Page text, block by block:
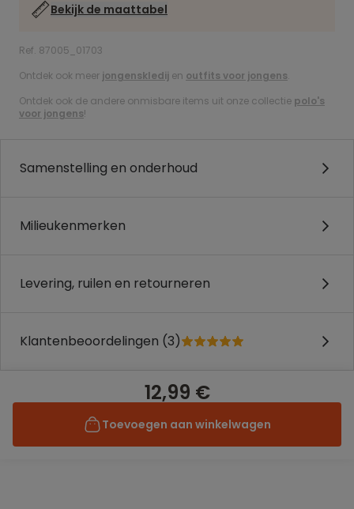
Bekijk de maattabel
Ref. 87005_01703
Ontdek ook meer jongenskledij en outfits voor jongens.
Ontdek ook de andere onmisbare items uit onze collectie polo's
voor jongens!
Samenstelling en onderhoud
Milieukenmerken
Levering, ruilen en retourneren
Klantenbeoordelingen (3)
12,99 €
Toevoegen aan winkelwagen